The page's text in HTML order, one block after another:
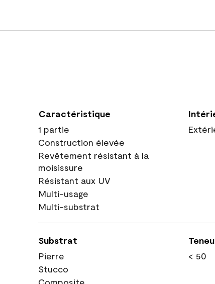
Caractéristique
1 partie
Construction élevée
Revêtement résistant à la
moisissure
Résistant aux UV
Multi-usage
Multi-substrat
Substrat
Pierre
Stucco
< 50